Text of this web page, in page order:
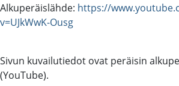
Alkuperäislähde: https://
v=UJkWwK-Ousg
Sivun kuvailutiedot ovat peräisin
(YouTube).